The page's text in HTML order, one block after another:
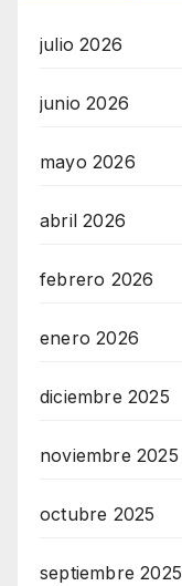
julio 2026
junio 2026
mayo 2026
abril 2026
febrero 2026
enero 2026
diciembre 2025
noviembre 2025
octubre 2025
septiembre 2025